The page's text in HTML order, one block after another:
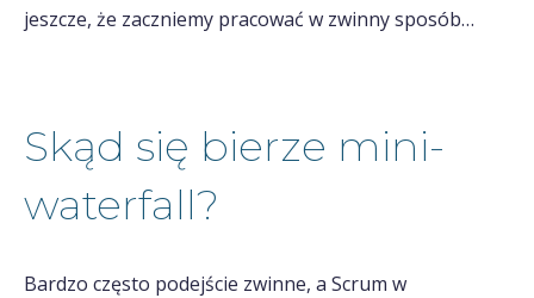
jeszcze, że zaczniemy pracować w zwinny sposób…
Skąd się bierze mini-
waterfall?
Bardzo często podejście zwinne, a Scrum w